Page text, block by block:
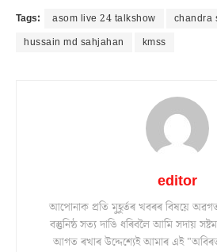
Tags: asom live 24 talkshow
chandra
hussain md sahjahan
kmss
editor
আপোনাক প্ৰতি মুহূৰ্তৰ খবৰৰ বিষয়ে
বস্তুনিষ্ঠ সত্য দাঙি ধৰিবলৈ আমি সদায়
আগত ৰখাৰ উদ্দেশ্যেই আমাৰ এই